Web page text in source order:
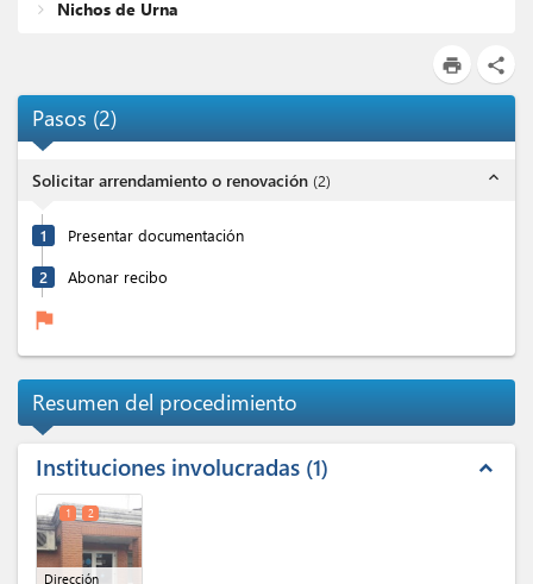
Nichos de Urna
print share
Pasos (2)
Solicitar arrendamiento o renovación (2) expand_less
1 Presentar documentación
2 Abonar recibo
flag
Resumen del procedimiento
Instituciones involucradas 1 expand_less
Dirección
1 2